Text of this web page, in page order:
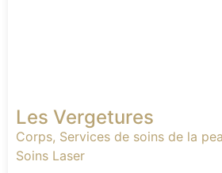
Les Vergetures
Corps, Services de soins de la
Soins Laser